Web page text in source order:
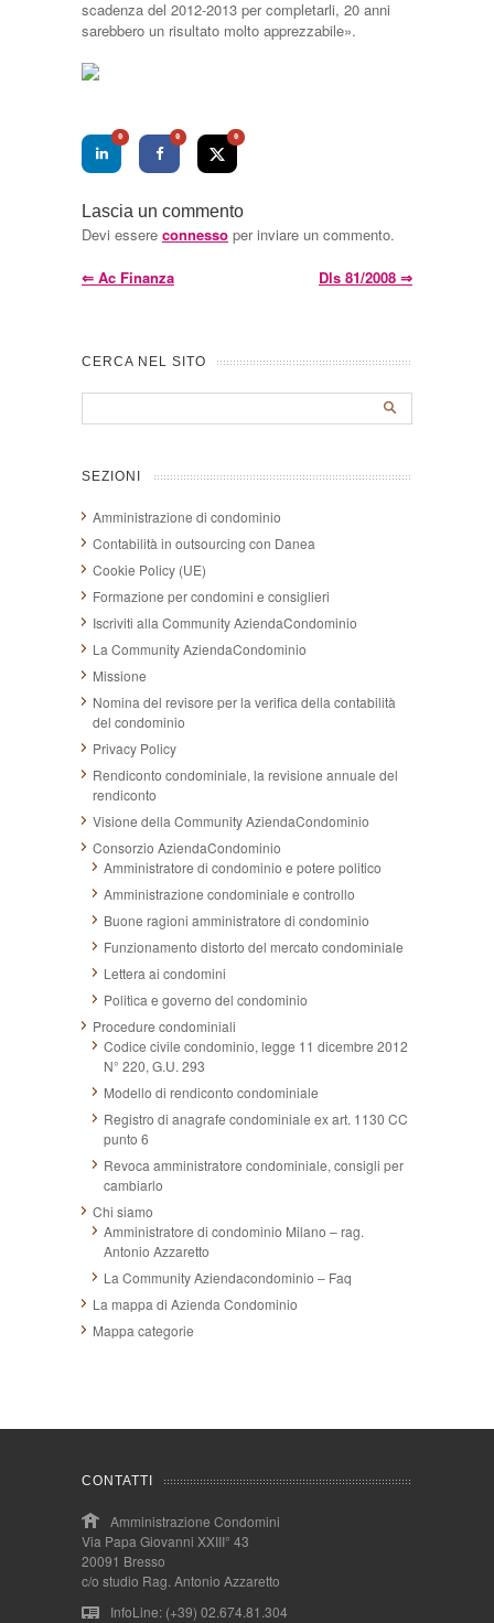
scadenza del 2012-2013 per completarli, 20 anni
sarebbero un risultato molto apprezzabile».
0 0 0
Lascia un commento
Devi essere connesso per inviare un commento.
⇐ Ac Finanza Dls 81/2008 ⇒
CERCA NEL SITO
SEZIONI
Amministrazione di condominio
Contabilità in outsourcing con Danea
Cookie Policy (UE)
Formazione per condomini e consiglieri
Iscriviti alla Community AziendaCondominio
La Community AziendaCondominio
Missione
Nomina del revisore per la verifica della contabilità
del condominio
Privacy Policy
Rendiconto condominiale, la revisione annuale del
rendiconto
Visione della Community AziendaCondominio
Consorzio AziendaCondominio
Amministratore di condominio e potere politico
Amministrazione condominiale e controllo
Buone ragioni amministratore di condominio
Funzionamento distorto del mercato condominiale
Lettera ai condomini
Politica e governo del condominio
Procedure condominiali
Codice civile condominio, legge 11 dicembre 2012
N° 220, G.U. 293
Modello di rendiconto condominiale
Registro di anagrafe condominiale ex art. 1130 CC
punto 6
Revoca amministratore condominiale, consigli per
cambiarlo
Chi siamo
Amministratore di condominio Milano – rag.
Antonio Azzaretto
La Community Aziendacondominio – Faq
La mappa di Azienda Condominio
Mappa categorie
CONTATTI
Amministrazione Condomini
Via Papa Giovanni XXIII° 43
20091 Bresso
c/o studio Rag. Antonio Azzaretto
InfoLine: (+39) 02.674.81.304